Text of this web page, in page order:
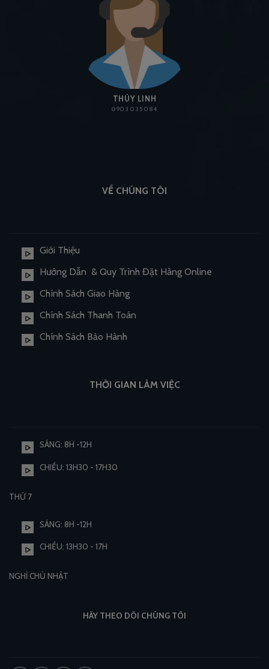
THÙY LINH
0903 035 084
VỀ CHÚNG TÔI
Giới Thiệu
Hướng Dẫn & Quy Trình Đặt Hàng Online
Chính Sách Giao Hàng
Chính Sách Thanh Toán
Chính Sách Bảo Hành
THỜI GIAN LÀM VIỆC
SÁNG: 8H -12H
CHIỀU: 13H30 - 17H30
THỨ 7
SÁNG: 8H -12H
CHIỀU: 13H30 - 17H
NGHỈ CHỦ NHẬT
HÃY THEO DÕI CHÚNG TÔI